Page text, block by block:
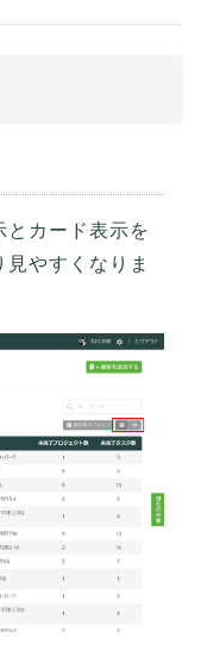
とカード表示を
やすくなりま